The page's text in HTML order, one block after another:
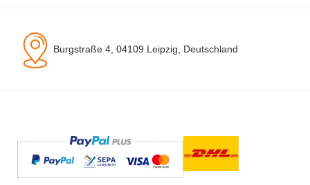
Burgstraße 4, 04109 Leipzig, Deutschland